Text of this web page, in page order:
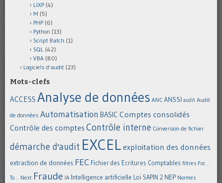
LIXP (4)
M (5)
PHP (6)
Python (13)
Script Batch (1)
SQL (42)
VBA (80)
Logiciels d'audit (23)
Mots-clefs
ACCESS Analyse de données ANC ANSSI audit Audit
de données Automatisation BASIC Comptes consolidés
Contrôle des comptes Contrôle interne Conversion de fichier
démarche d'audit EXCEL exploitation des données
extraction de données FEC Fichier des Ecritures Comptables filtres For...
To... Next Fraude IA Intelligence artificielle Loi SAPIN 2 NEP Normes